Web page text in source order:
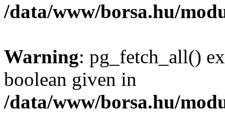
/data/www/borsa.hu/
Warning: pg_fetch_all()
boolean given in
/data/www/borsa.hu/